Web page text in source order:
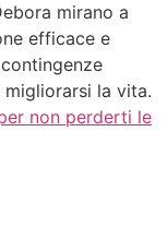
mirano a
efficace e
la vita.
non perderti le